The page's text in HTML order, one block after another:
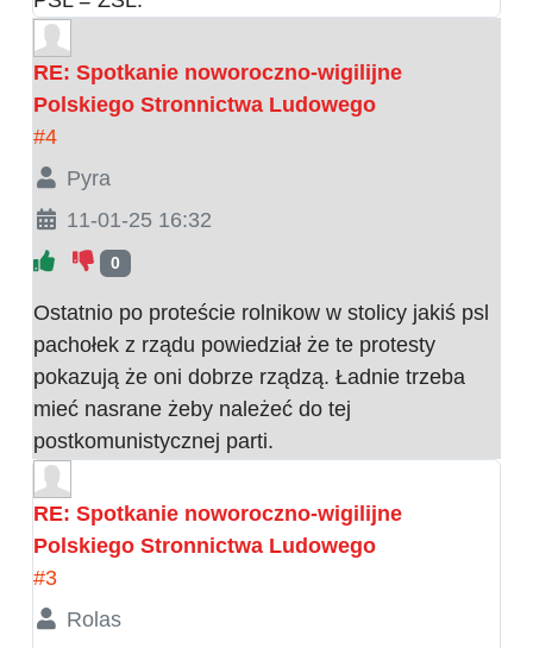
RE: Spotkanie noworoczno-wigilijne
Polskiego Stronnictwa Ludowego
#4
Pyra
11-01-25 16:32
0
Ostatnio po proteście rolnikow w stolicy jakiś psl
pachołek z rządu powiedział że te protesty
pokazują że oni dobrze rządzą. Ładnie trzeba
mieć nasrane żeby należeć do tej
postkomunistycznej parti.
RE: Spotkanie noworoczno-wigilijne
Polskiego Stronnictwa Ludowego
#3
Rolas